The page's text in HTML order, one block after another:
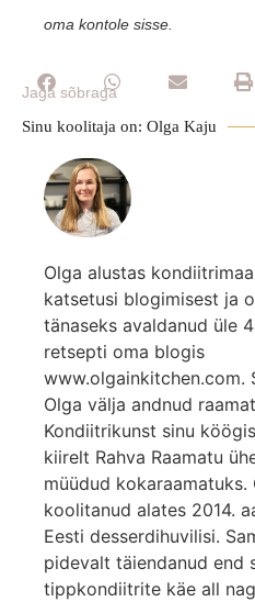
oma kontole sisse.
Jaga sõbraga
Sinu koolitaja on: Olga Kaju
Olga alustas
katsetusi blogimisest ja
tänaseks avaldanud üle
retsepti oma blogis
www.olgainkitchen.com.
Olga välja andnud
Kondiitrikunst sinu
kiirelt Rahva Raamatu
müüdud kokaraamatuks.
koolitanud alates 2014.
Eesti desserdihuvilisi.
pidevalt täiendanud end
tippkondiitrite käe all